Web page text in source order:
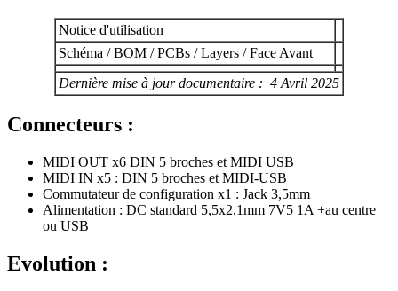
Notice d'utilisation
Schéma / BOM / PCBs / Layers / Face Avant
Dernière mise à jour documentaire : 4 Avril 2025
Connecteurs :
MIDI OUT x6 DIN 5 broches et MIDI USB
MIDI IN x5 : DIN 5 broches et MIDI-USB
Commutateur de configuration x1 : Jack 3,5mm
Alimentation : DC standard 5,5x2,1mm 7V5 1A +au centre
ou USB
Evolution :